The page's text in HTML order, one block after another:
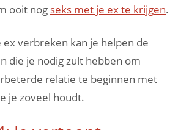
ooit nog seks met je ex te krijgen.
verbreken kan je helpen de
die je nodig zult hebben om
relatie te beginnen met
je zoveel houdt.